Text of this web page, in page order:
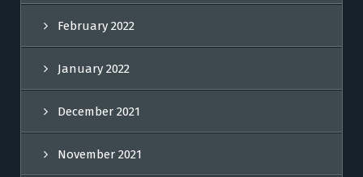
February 2022
January 2022
December 2021
November 2021